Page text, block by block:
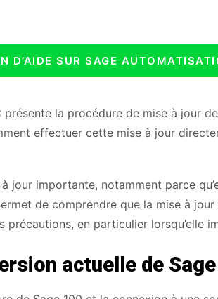
D’AIDE SUR SAGE
la procédure de mise à jour de
effectuer cette mise à jour
jour importante, notamment parce
de comprendre que la mise à jour
en particulier lorsqu’elle
actuelle de